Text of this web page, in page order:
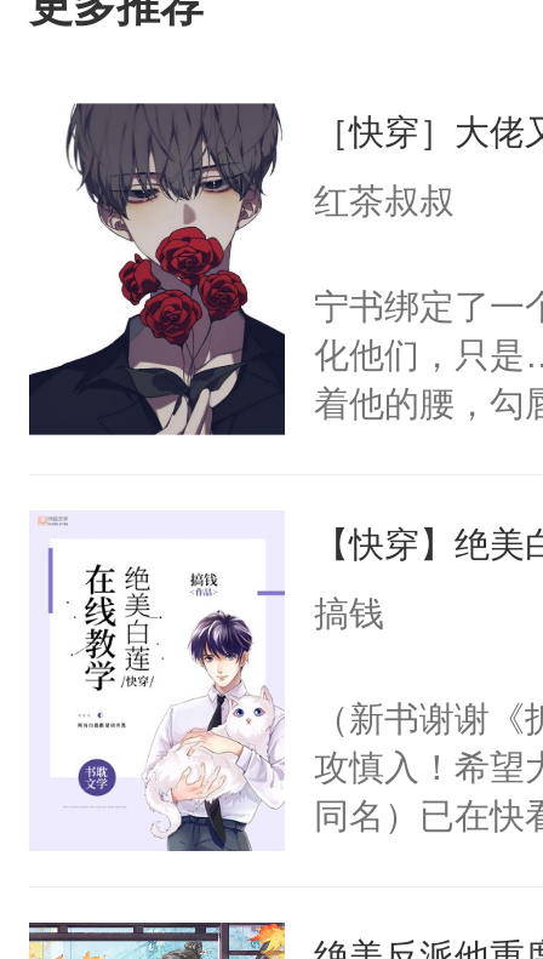
［快穿］大
红茶叔叔
宁书绑定了一
化他们，只是
着他的腰，勾
来，给老公
用力——为你
【快穿】绝
搞钱
（新书谢谢
攻慎入！希望
同名）已在快